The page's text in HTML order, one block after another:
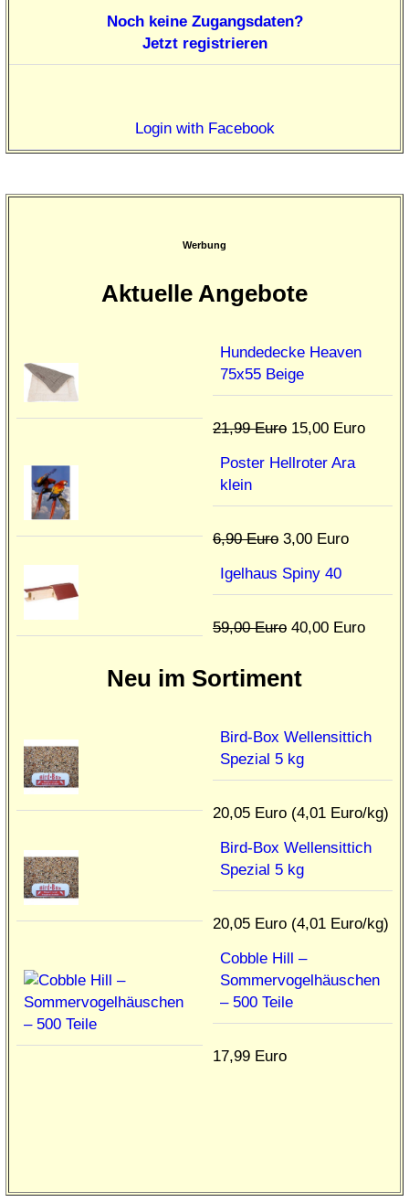
Noch keine Zugangsdaten?
Jetzt registrieren
Login with Facebook
Werbung
Aktuelle Angebote
Hundedecke Heaven
75x55 Beige
21,99 Euro 15,00 Euro
Poster Hellroter Ara
klein
6,90 Euro 3,00 Euro
Igelhaus Spiny 40
59,00 Euro 40,00 Euro
Neu im Sortiment
Bird-Box Wellensittich
Spezial 5 kg
20,05 Euro (4,01 Euro/kg)
Bird-Box Wellensittich
Spezial 5 kg
20,05 Euro (4,01 Euro/kg)
Cobble Hill –
Sommervogelhäuschen
– 500 Teile
17,99 Euro